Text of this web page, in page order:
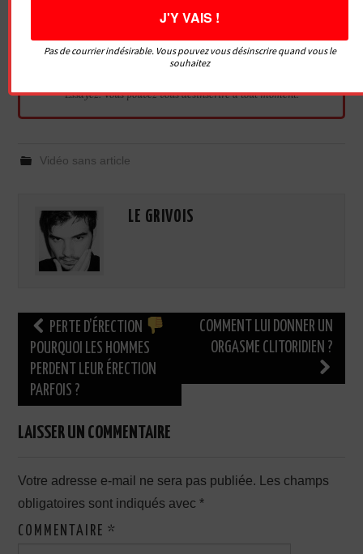
Essayez. Vous pouvez vous désinscrire à tout moment.
Vidéo sans article
LE GRIVOIS
Navigation
des
articles
PERTE D’ÉRECTION
POURQUOI LES HOMMES
PERDENT LEUR ÉRECTION
PARFOIS ?
COMMENT LUI DONNER UN
ORGASME CLITORIDIEN ?
LAISSER UN COMMENTAIRE
Votre adresse e-mail ne sera pas publiée.
Les champs
obligatoires sont indiqués avec*
COMMENTAIRE*
Pas de courrier indésirable. Vous pouvez vous désinscrire quand vous le
souhaitez